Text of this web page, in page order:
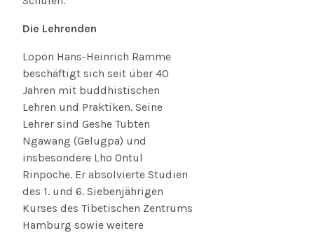
Die Lehrenden
Lopön Hans-Heinrich Ramme
beschäftigt sich seit über 40
Jahren mit buddhistischen
Lehren und Praktiken. Seine
Lehrer sind Geshe Tubten
Ngawang (Gelugpa) und
insbesondere Lho Ontul
Rinpoche. Er absolvierte Studien
des 1. und 6. Siebenjährigen
Kurses des Tibetischen Zentrums
Hamburg sowie weitere